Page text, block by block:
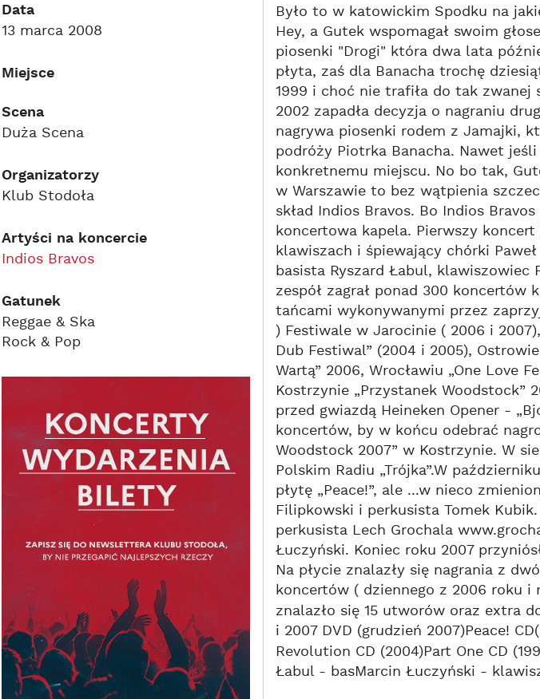
Data
13 marca 2008
Miejsce
Scena
Duża Scena
Organizatorzy
Klub Stodoła
Artyści na koncercie
Indios Bravos
Gatunek
Reggae & Ska
Rock & Pop
Było to w katowickim Spodku na
Hey, a Gutek wspomagał swoim
piosenki "Drogi" która dwa lata
płyta, zaś dla Banacha trochę
1999 i choć nie trafiła do tak zwanej
2002 zapadła decyzja o nagraniu
nagrywa piosenki rodem z Jamajki,
podróży Piotrka Banacha. Nawet
konkretnemu miejscu. No bo tak,
w Warszawie to bez wątpienia
skład Indios Bravos. Bo Indios
koncertowa kapela. Pierwszy
klawiszach i śpiewający chórki
basista Ryszard Łabul,
zespół zagrał ponad 300
tańcami wykonywanymi przez
) Festiwale w Jarocinie ( 2006 i
Dub Festiwal” (2004 i 2005),
Wartą” 2006, Wrocławiu „One Love
Kostrzynie „Przystanek
przed gwiazdą Heineken Opener -
koncertów, by w końcu odebrać
Woodstock 2007” w Kostrzynie. W
Polskim Radiu „Trójka”.W
płytę „Peace!”, ale ...w nieco
Filipkowski i perkusista Tomek
perkusista Lech Grochala
Łuczyński. Koniec roku 2007
Na płycie znalazły się nagrania z
koncertów ( dziennego z 2006 roku i
znalazło się 15 utworów oraz extra
i 2007 DVD (grudzień 2007)Peace!
Revolution CD (2004)Part One CD
Łabul - basMarcin Łuczyński -